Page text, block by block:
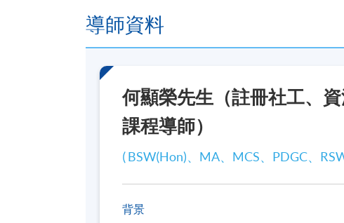
報名代碼
開課日期
日期 / 時間
逢周六，早上9時30分至下午1時 及 下午2時至6
修業期
8月課程:
2026年8月22日及8月29日（共2講，星期六）
導師資料
何顯榮先生（註冊社工、
課程導師）
( BSW(Hon)、MA、MCS、PDGC、
背景